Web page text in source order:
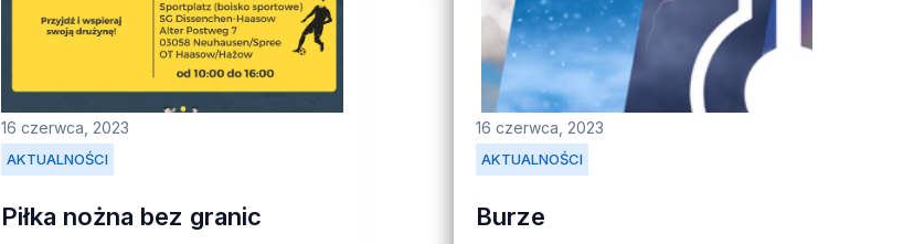
AKTUALNOŚCI
16 czerwca, 2023
Piłka nożna bez granic
AKTUALNOŚCI
16 czerwca, 2023
Burze